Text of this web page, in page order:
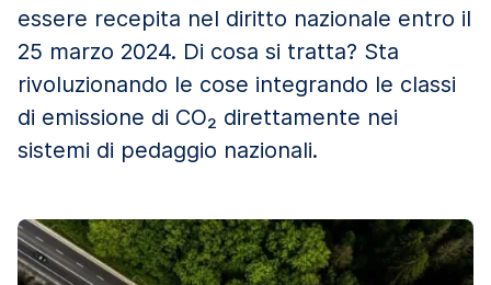
essere recepita nel diritto nazionale entro il
25 marzo 2024. Di cosa si tratta? Sta
rivoluzionando le cose integrando le classi
di emissione di CO₂ direttamente nei
sistemi di pedaggio nazionali.